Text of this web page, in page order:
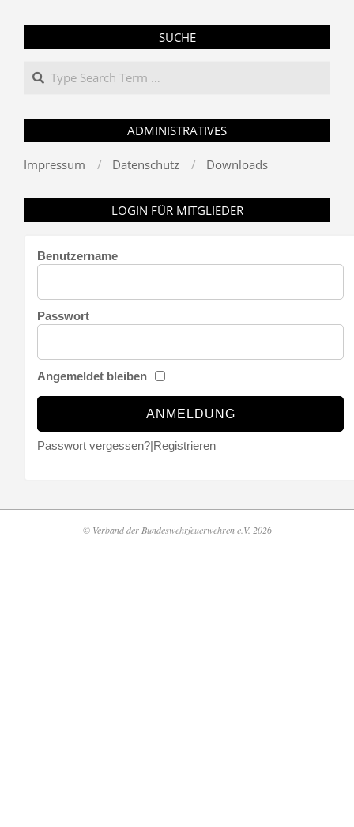
SUCHE
Search
ADMINISTRATIVES
Impressum Datenschutz Downloads
LOGIN FÜR MITGLIEDER
Benutzername
Passwort
Angemeldet bleiben
Passwort vergessen?|Registrieren
© Verband der Bundeswehrfeuerwehren e.V. 2026